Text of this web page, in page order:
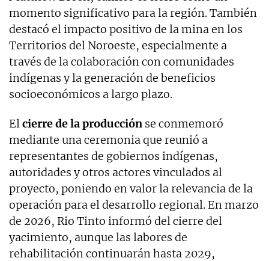
momento significativo para la región. También
destacó el impacto positivo de la mina en los
Territorios del Noroeste, especialmente a
través de la colaboración con comunidades
indígenas y la generación de beneficios
socioeconómicos a largo plazo.
Elcierre de la producción se conmemoró
mediante una ceremonia que reunió a
representantes de gobiernos indígenas,
autoridades y otros actores vinculados al
proyecto, poniendo en valor la relevancia de la
operación para el desarrollo regional. En marzo
de 2026, Rio Tinto informó del cierre del
yacimiento, aunque las labores de
rehabilitación continuarán hasta 2029,